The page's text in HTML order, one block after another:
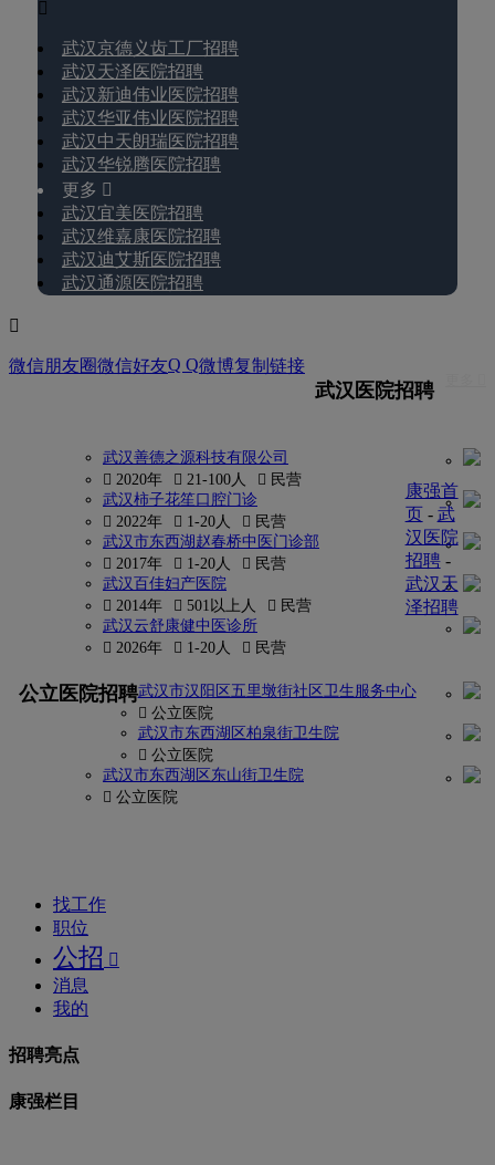

武汉京德义齿工厂招聘
武汉天泽医院招聘
武汉新迪伟业医院招聘
武汉华亚伟业医院招聘
武汉中天朗瑞医院招聘
武汉华锐腾医院招聘
更多 
武汉宜美医院招聘
武汉维嘉康医院招聘
武汉迪艾斯医院招聘
武汉通源医院招聘

微信朋友圈微信好友Q Q微博复制链接
武汉医院招聘
武汉善德之源科技有限公司
 2020年
 21-100人
 民营
武汉柿子花笙口腔门诊
 2022年
 1-20人
 民营
武汉市东西湖赵春桥中医门诊部
 2017年
 1-20人
 民营
武汉百佳妇产医院
 2014年
 501以上人
 民营
武汉云舒康健中医诊所
 2026年
 1-20人  民营
公立医院招聘武汉市汉阳区五里墩街社区卫生服务中心
 公立医院
武汉市东西湖区柏泉街卫生院
 公立医院
武汉市东西湖区东山街卫生院
 公立医院
康强首
页- 武
汉医院
招聘-
武汉天
泽招聘
找
码?
找工作
职位
公招 
消息
我的
招聘亮点
康强栏目